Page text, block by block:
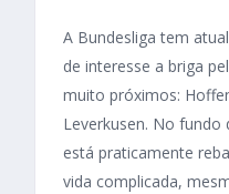
A Bundesliga tem
de interesse a briga
muito próximos:
Leverkusen. No fundo
está praticamente
vida complicada,